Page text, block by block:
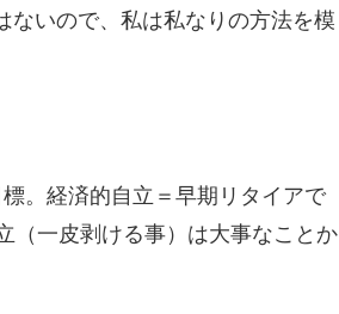
ないので、私は私なりの方法を模
。経済的自立＝早期リタイアで
（一皮剥ける事）は大事なことか